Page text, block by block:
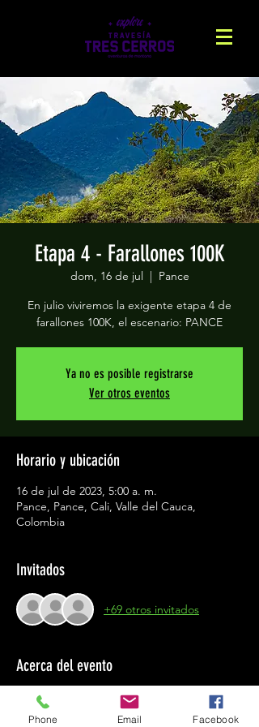
Etapa 4 - Farallones 100K
dom, 16 de jul
  |
Pance
En julio viviremos la exigente etapa 4 de
farallones 100K, el escenario: PANCE
Ya no es posible registrarse
Ver otros eventos
Horario y ubicación
16 de jul de 2023, 5:00 a. m.
Pance, Pance, Cali, Valle del Cauca,
Colombia
Invitados
+69 otros invitados
Acerca del evento
La ultima etapa para completar el viaje de
100 km desde el km 18 por los caminos de
Phone Email Facebook